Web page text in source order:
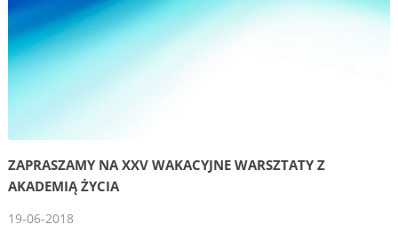
ZAPRASZAMY NA XXV WAKACYJNE WARSZTATY Z
AKADEMIĄ ŻYCIA
19-06-2018